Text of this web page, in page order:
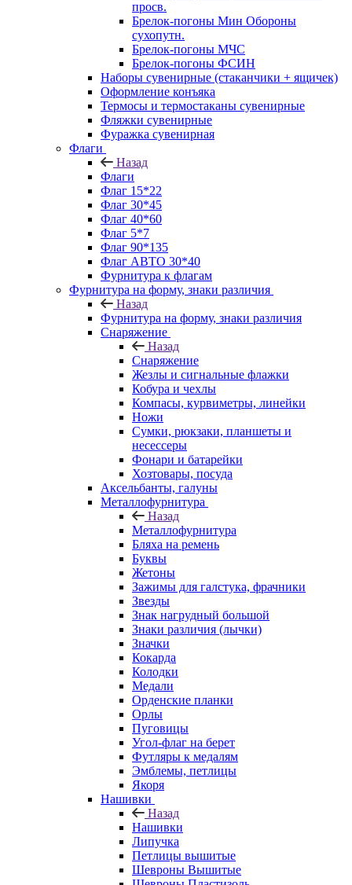
просв.
Брелок-погоны Мин Обороны
сухопутн.
Брелок-погоны МЧС
Брелок-погоны ФСИН
Наборы сувенирные (стаканчики + ящичек)
Оформление конъяка
Термосы и термостаканы сувенирные
Фляжки сувенирные
Фуражка сувенирная
Флаги
Назад
Флаги
Флаг 15*22
Флаг 30*45
Флаг 40*60
Флаг 5*7
Флаг 90*135
Флаг АВТО 30*40
Фурнитура к флагам
Фурнитура на форму, знаки различия
Назад
Фурнитура на форму, знаки различия
Снаряжение
Назад
Снаряжение
Жезлы и сигнальные флажки
Кобура и чехлы
Компасы, курвиметры, линейки
Ножи
Сумки, рюкзаки, планшеты и
несессеры
Фонари и батарейки
Хозтовары, посуда
Аксельбанты, галуны
Металлофурнитура
Назад
Металлофурнитура
Бляха на ремень
Буквы
Жетоны
Зажимы для галстука, фрачники
Звезды
Знак нагрудный большой
Знаки различия (лычки)
Значки
Кокарда
Колодки
Медали
Орденские планки
Орлы
Пуговицы
Угол-флаг на берет
Футляры к медалям
Эмблемы, петлицы
Якоря
Нашивки
Назад
Нашивки
Липучка
Петлицы вышитые
Шевроны Вышитые